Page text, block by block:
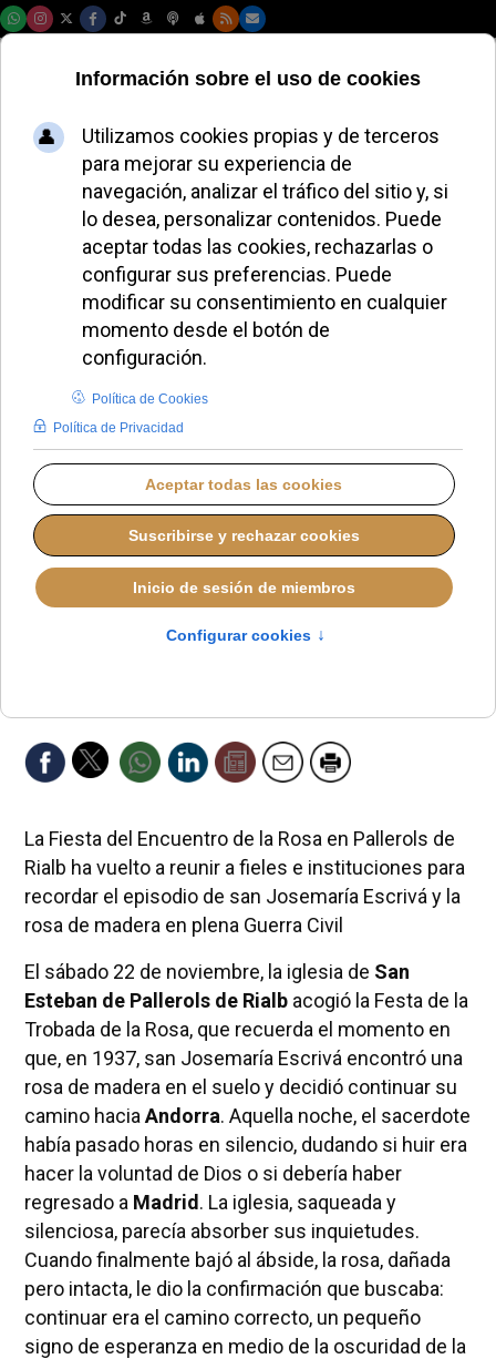
El obispo de Urgell
preside por primera
vez la Fiesta de la
Rosa
REDACCIÓN IGLESIA HOY
La Fiesta del Encuentro de la Rosa en Pallerols de
Rialb ha vuelto a reunir a fieles e instituciones para
recordar el episodio de san Josemaría Escrivá y la
rosa de madera en plena Guerra Civil
El sábado 22 de noviembre, la iglesia de San
Esteban de Pallerols de Rialbacogió la Festa de la
Trobada de la Rosa, que recuerda el momento en
que, en 1937, san Josemaría Escrivá encontró una
rosa de madera en el suelo y decidió continuar su
camino hacia Andorra. Aquella noche, el sacerdote
había pasado horas en silencio, dudando si huir era
hacer la voluntad de Dios o si debería haber
regresado a Madrid. La iglesia, saqueada y
silenciosa, parecía absorber sus inquietudes.
Cuando finalmente bajó al ábside, la rosa, dañada
pero intacta, le dio la confirmación que buscaba:
continuar era el camino correcto, un pequeño
signo de esperanza en medio de la oscuridad de la